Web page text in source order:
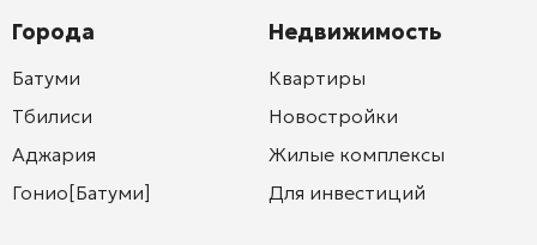
Города
Батуми
Тбилиси
Аджария
Гонио[Батуми]
Недвижимость
Квартиры
Новостройки
Жилые комплексы
Для инвестиций